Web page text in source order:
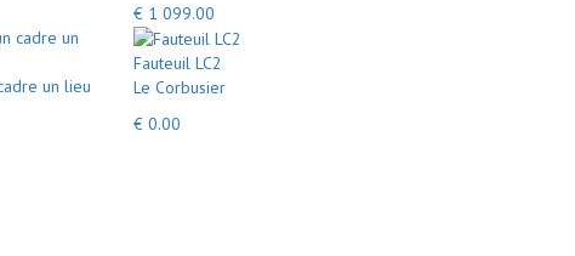
€ 1 099.00
un lieu
Fauteuil LC2
Le Corbusier
€ 0.00